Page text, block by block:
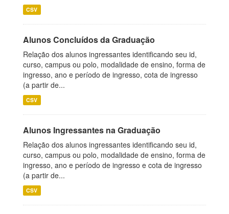
CSV
Alunos Concluídos da Graduação
Relação dos alunos ingressantes identificando seu id,
curso, campus ou polo, modalidade de ensino, forma de
ingresso, ano e período de ingresso, cota de ingresso
(a partir de...
CSV
Alunos Ingressantes na Graduação
Relação dos alunos ingressantes identificando seu id,
curso, campus ou polo, modalidade de ensino, forma de
ingresso, ano e período de ingresso e cota de ingresso
(a partir de...
CSV